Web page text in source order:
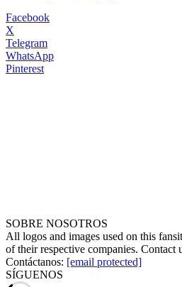
Facebook
X
Telegram
WhatsApp
Pinterest
SOBRE NOSOTROS
All logos and images used on this
of their respective companies. Contact
Contáctanos: [email protected]
SÍGUENOS